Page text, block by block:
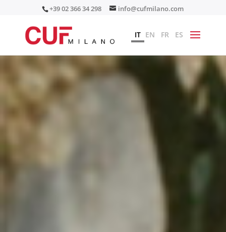
+39 02 366 34 298 info@cufmilano.com
IT EN FR ES